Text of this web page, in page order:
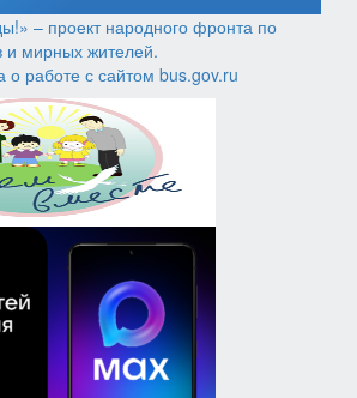
о работе с сайтом bus.gov.ru